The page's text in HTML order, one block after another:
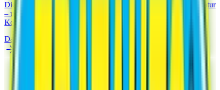
Die in seiner Spezialformel haftende Kupferpaste ist hochtemperatur
– und druckbeständig, ideal für Schmierung, Demontage und als
Korrosionsschutz
Datenblatt Analysieren